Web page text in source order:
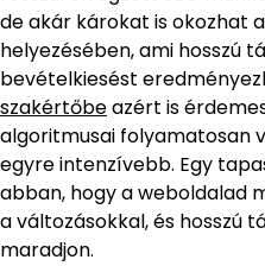
de akár károkat is okozhat
helyezésében, ami hosszú
bevételkiesést
szakértőbeazért is
algoritmusai folyamatosan
egyre intenzívebb. Egy
abban, hogy a weboldalad
a változásokkal, és hosszú
maradjon.